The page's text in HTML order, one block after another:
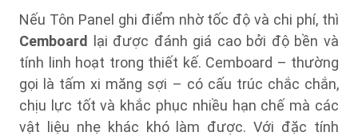
Nếu Tôn Panel ghi điểm nhờ tốc độ và chi phí, thì
Cemboard
lại được đánh giá cao bởi độ bền và
tính linh hoạt trong thiết kế. Cemboard – thường
gọi là tấm xi măng sợi – có cấu trúc chắc chắn,
chịu lực tốt và khắc phục nhiều hạn chế mà các
vật liệu nhẹ khác khó làm được. Với đặc tính